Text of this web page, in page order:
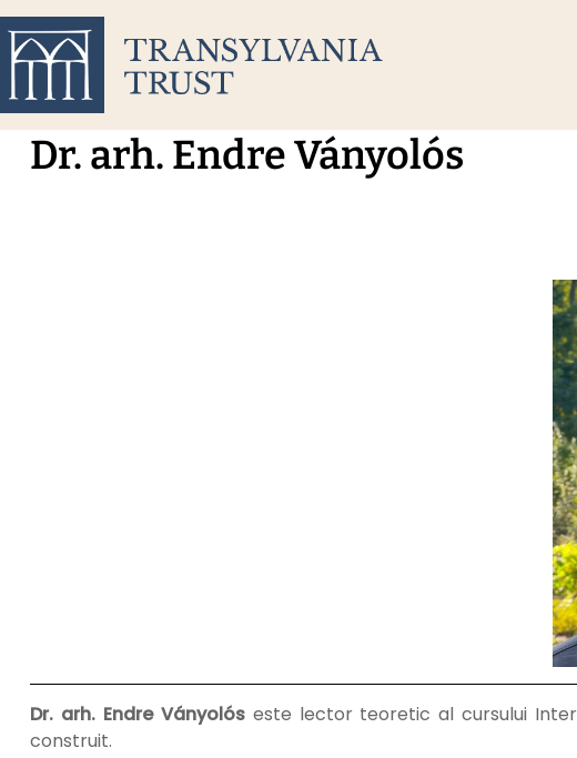
Dr. arh. Endre Ványolós
Dr. arh. Endre Ványolóseste lector teoretic al cursului
construit.